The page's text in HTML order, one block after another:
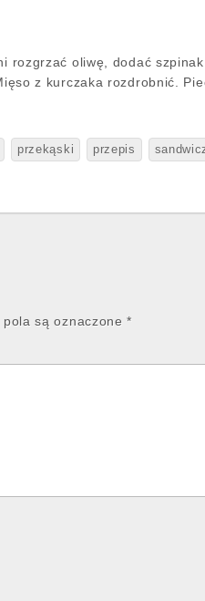
rozgrzać oliwę, dodać
z kurczaka rozdrobnić.
przekąski przepis
pola są oznaczone*